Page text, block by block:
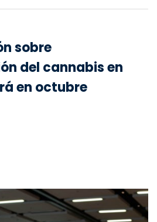
sobre
del cannabis en
en octubre